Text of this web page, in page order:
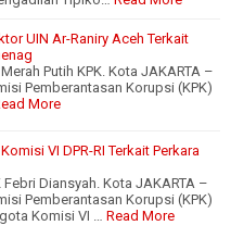
UIN Ar-Raniry Aceh Terkait
Putih KPK. Kota JAKARTA –
Pemberantasan Korupsi (KPK)
More
VI DPR-RI Terkait Perkara
Diansyah. Kota JAKARTA –
Pemberantasan Korupsi (KPK)
Komisi VI … Read More